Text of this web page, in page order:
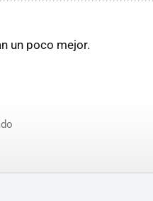
un poco mejor.